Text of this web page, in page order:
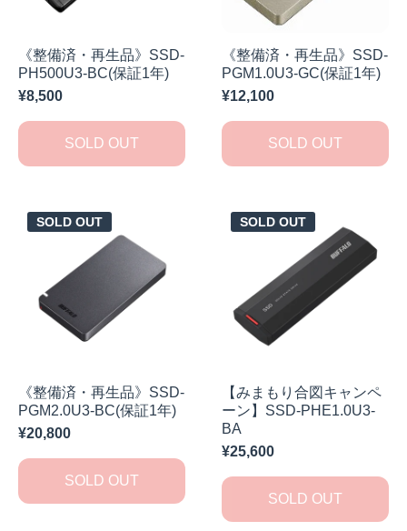
《整備済・再生品》SSD-
PH500U3-BC(保証1年)
¥8,500
SOLD OUT
《整備済・再生品》SSD-
PGM1.0U3-GC(保証1年)
¥12,100
SOLD OUT
SOLD OUT
《整備済・再生品》SSD-
PGM2.0U3-BC(保証1年)
¥20,800
SOLD OUT
SOLD OUT
【みまもり合図キャンペ
ーン】SSD-PHE1.0U3-
BA
¥25,600
SOLD OUT